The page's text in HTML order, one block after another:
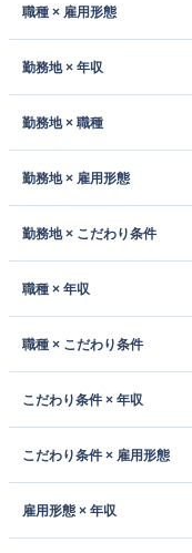
職種 × 雇用形態
勤務地 × 年収
勤務地 × 職種
勤務地 × 雇用形態
勤務地 × こだわり条件
職種 × 年収
職種 × こだわり条件
こだわり条件 × 年収
こだわり条件 × 雇用形態
雇用形態 × 年収